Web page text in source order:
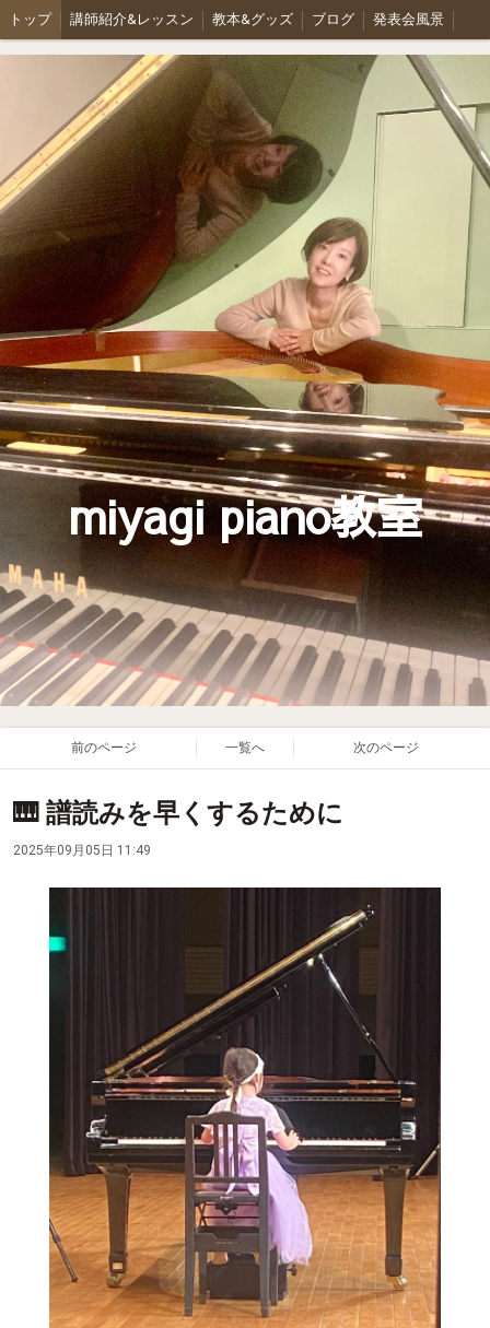
トップ 講師紹介&レッスン 教本&グッズ ブログ 発表会風景
miyagi piano教室
前のページ 一覧へ 次のページ
🎹 譜読みを早くするために
2025年09月05日 11:49